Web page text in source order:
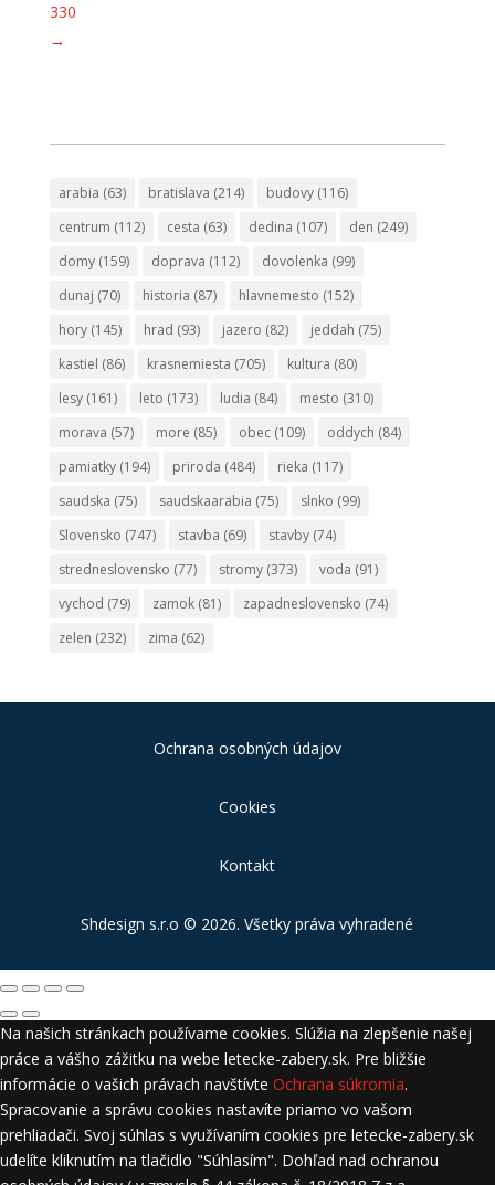
330
→
arabia (63) bratislava (214) budovy(116)
centrum (112) cesta (63) dedina (107) den (249)
domy(159) doprava (112) dovolenka (99)
dunaj (70) historia (87) hlavnemesto (152)
hory(145) hrad (93) jazero (82) jeddah (75)
kastiel (86) krasnemiesta (705) kultura (80)
lesy(161) leto (173) ludia (84) mesto (310)
morava (57) more (85) obec(109) oddych (84)
pamiatky(194) priroda (484) rieka (117)
saudska (75) saudskaarabia (75) slnko (99)
Slovensko (747) stavba (69) stavby(74)
stredneslovensko (77) stromy(373) voda (91)
vychod (79) zamok(81) zapadneslovensko (74)
zelen (232) zima (62)
Ochrana osobných údajov
Cookies
Kontakt
Shdesign s.r.o © 2026. Všetky práva vyhradené
Na našich stránkach používame cookies. Slúžia na zlepšenie našej
práce a vášho zážitku na webe letecke-zabery.sk. Pre bližšie
informácie o vašich právach navštívte Ochrana súkromia.
Spracovanie a správu cookies nastavíte priamo vo vašom
prehliadači. Svoj súhlas s využívaním cookies pre letecke-zabery.sk
udelíte kliknutím na tlačidlo "Súhlasím". Dohľad nad ochranou